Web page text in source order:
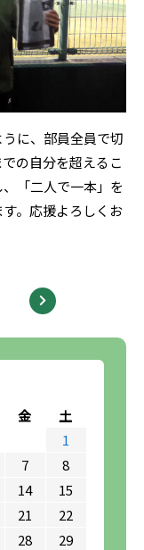
金
土
1
7
8
14
15
21
22
28
29
に、部員全員で切
の自分を超えるこ
「二人で一本」を
。応援よろしくお